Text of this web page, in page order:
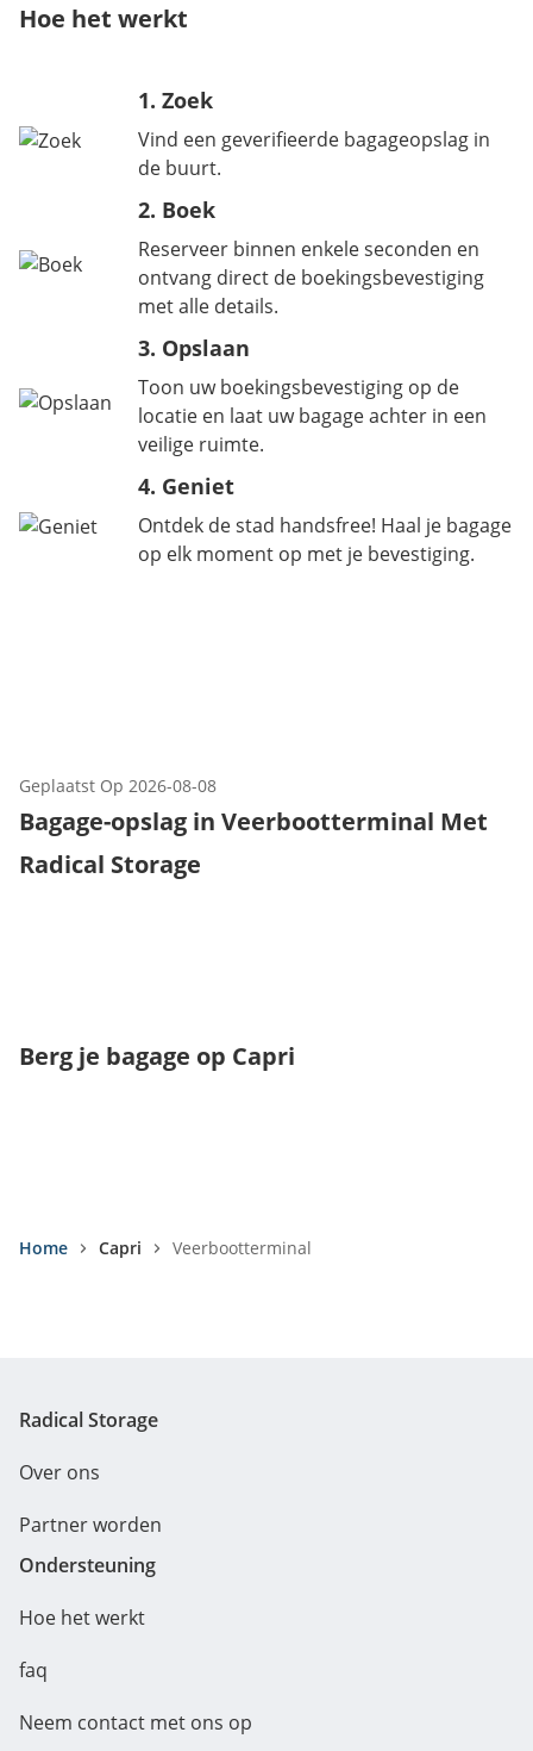
Geplaatst Op 2026-08-08
Bagage-opslag in Veerbootterminal Met
Radical Storage
Berg je bagage op Capri
Home Capri Veerbootterminal
Hoe het werkt
1. Zoek
Vind een geverifieerde bagageopslag in
de buurt.
2. Boek
Reserveer binnen enkele seconden en
ontvang direct de boekingsbevestiging
met alle details.
3. Opslaan
Toon uw boekingsbevestiging op de
locatie en laat uw bagage achter in een
veilige ruimte.
4. Geniet
Ontdek de stad handsfree! Haal je bagage
op elk moment op met je bevestiging.
Radical Storage
Over ons
Partner worden
Ondersteuning
Hoe het werkt
faq
Neem contact met ons op